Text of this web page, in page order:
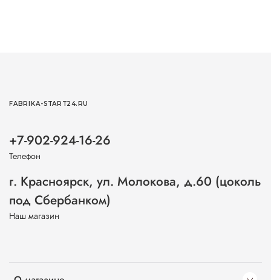
FABRIKA-START24.RU
+7-902-924-16-26
Телефон
г. Красноярск, ул. Молокова, д.60 (цоколь
под Сбербанком)
Наш магазин